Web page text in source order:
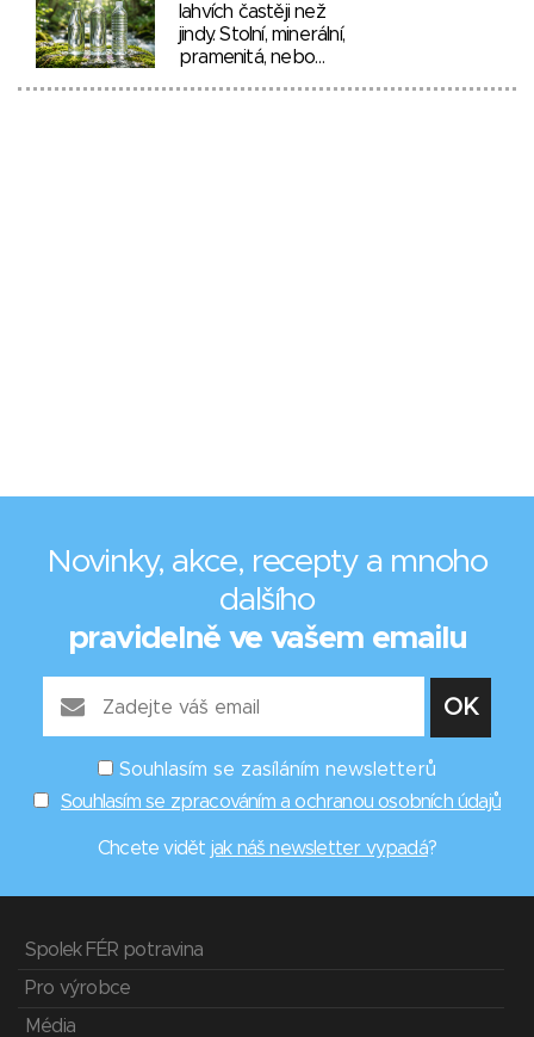
lahvích častěji než
jindy. Stolní, minerální,
pramenitá, nebo…
Novinky, akce, recepty a mnoho
dalšího
pravidelně ve vašem emailu
Souhlasím se zasíláním newsletterů
Souhlasím se zpracováním a ochranou osobních údajů
Chcete vidět jak náš newsletter vypadá?
Spolek FÉR potravina
Pro výrobce
Média